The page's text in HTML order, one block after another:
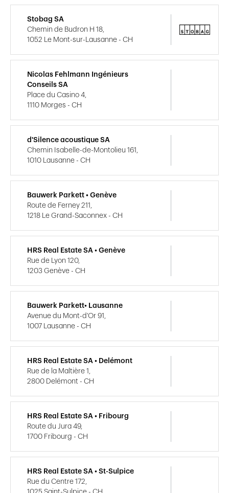
Stobag SA
Chemin de Budron H 18,
1052 Le Mont-sur-Lausanne - CH
Nicolas Fehlmann Ingénieurs
Conseils SA
Place du Casino 4,
1110 Morges - CH
d'Silence acoustique SA
Chemin Isabelle-de-Montolieu 161,
1010 Lausanne - CH
Bauwerk Parkett • Genève
Route de Ferney 211,
1218 Le Grand-Saconnex - CH
HRS Real Estate SA • Genève
Rue de Lyon 120,
1203 Genève - CH
Bauwerk Parkett• Lausanne
Avenue du Mont-d'Or 91,
1007 Lausanne - CH
HRS Real Estate SA • Delémont
Rue de la Maltière 1,
2800 Delémont - CH
HRS Real Estate SA • Fribourg
Route du Jura 49,
1700 Fribourg - CH
HRS Real Estate SA • St-Sulpice
Rue du Centre 172,